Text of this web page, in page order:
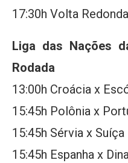
17:30h Volta
Liga das Nações
Rodada
13:00h Croácia x
15:45h Polônia x
15:45h Sérvia x Suíça
15:45h Espanha x